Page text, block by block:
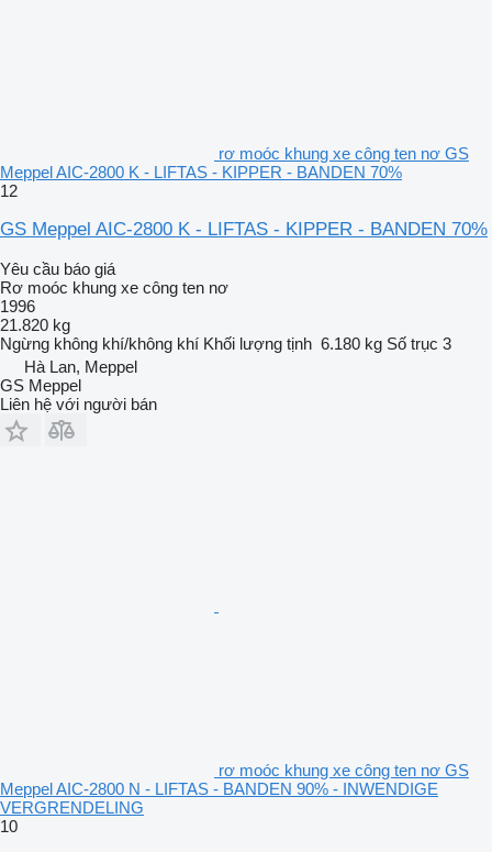
rơ moóc khung xe công ten nơ GS
Meppel AIC-2800 K - LIFTAS - KIPPER - BANDEN 70%
12
GS Meppel AIC-2800 K - LIFTAS - KIPPER - BANDEN 70%
Yêu cầu báo giá
Rơ moóc khung xe công ten nơ
1996
21.820 kg
Ngừng không khí/không khí Khối lượng tịnh 6.180 kg Số trục 3
Hà Lan, Meppel
GS Meppel
Liên hệ với người bán
rơ moóc khung xe công ten nơ GS
Meppel AIC-2800 N - LIFTAS - BANDEN 90% - INWENDIGE
VERGRENDELING
10